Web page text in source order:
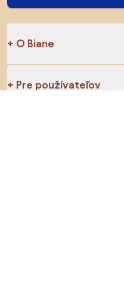
O Biane
Pre používateľov